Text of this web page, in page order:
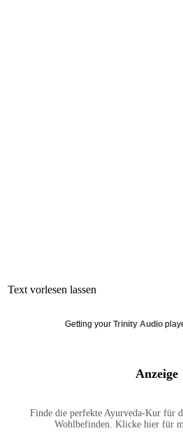
Text vorlesen lassen
Getting your Trinity Audio
Anzeige
Finde die perfekte Ayurveda-Kur für
Wohlbefinden. Klicke hier für